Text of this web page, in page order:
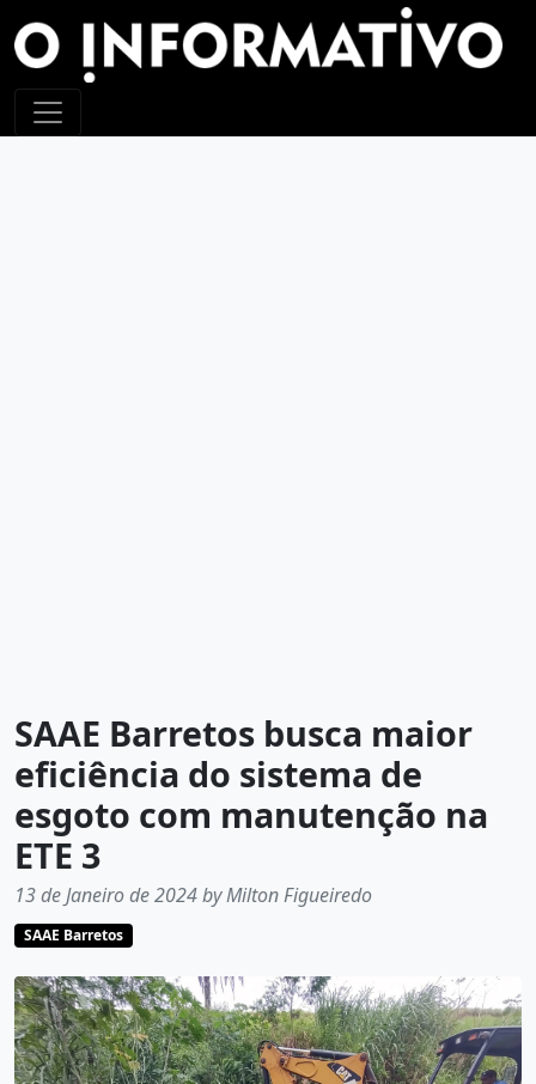
SAAE Barretos busca maior
eficiência do sistema de
esgoto com manutenção na
ETE 3
13 de Janeiro de 2024 by Milton Figueiredo
SAAE Barretos